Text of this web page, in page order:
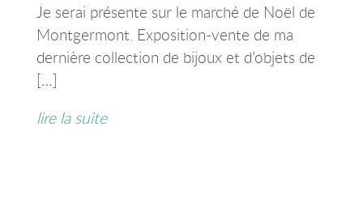
Je serai présente sur le marché de Noël de
Montgermont. Exposition-vente de ma
dernière collection de bijoux et d’objets de
[…]
lire la suite